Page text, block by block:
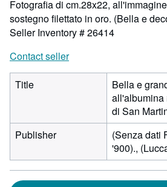
Fotografia di cm.28x22,
sostegno filettato in oro. (Bella e
Seller Inventory # 26414
Contact seller
Title
Bella e
all'albumina
di San
Publisher
(Senza dati
'900).,